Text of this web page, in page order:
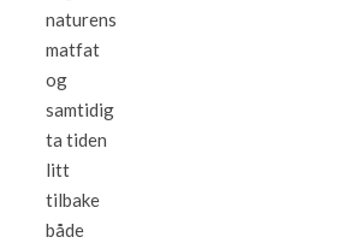
naturens
matfat
og
samtidig
ta tiden
litt
tilbake
både